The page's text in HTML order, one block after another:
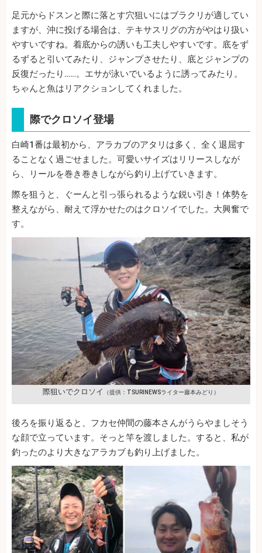
足元からドスンと際に落とす穴狙いにはブラクリが適してい
ますが、沖に投げる場合は、テキサスリグの方がやはり扱い
やすいですね。着底からの誘いも工夫しやすいです。底をず
るずると引いてみたり、ジャンプさせたり、底とジャンプの
反復だったり……。エサが泳いでいるように誘ってみたり。
ちゃんと魚はリアクションしてくれました。
際でクロソイ登場
白崎1番は最初から、アラカブのアタリは多く、全く退屈す
ることなく過ごせました。可愛いサイズはリリースしなが
ら、リールを巻き巻きしながら釣り上げていきます。
際を狙うと、ぐーんと引っ張られるような鋭い引き！体勢を
整えながら、耐えて浮かせたのはクロソイでした。大興奮で
す。
際狙いでクロソイ （提供：TSURINEWSライター藤本みどり）
後ろを振り返ると、フカセ仲間の藤本さんがうらやましそう
な顔で立っています。そっと竿を渡しました。すると、私が
釣ったのより大きなアラカブも釣り上げました。